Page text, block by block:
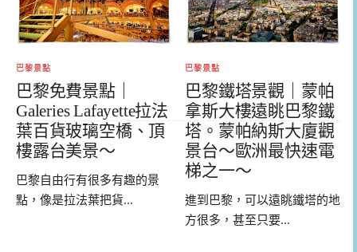
巴黎景點
巴黎免費景點｜
Galeries Lafayette拉法
葉百貨玻璃空橋、頂
樓露台美景～
巴黎自由行有很多有趣的景
點，像是拉法葉把貨...
巴黎景點
巴黎鐵塔景觀｜蒙帕
拿斯大樓遠眺巴黎鐵
塔。蒙帕納斯大廈觀
景台～歐洲最快速電
梯之一～
進到巴黎，可以遠眺鐵塔的地
方很多，甚至只要...